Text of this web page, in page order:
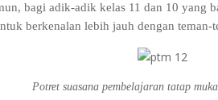
bagi adik-adik kelas 11 dan 10 yang
berkenalan lebih jauh dengan teman-
Potret suasana pembelajaran tatap